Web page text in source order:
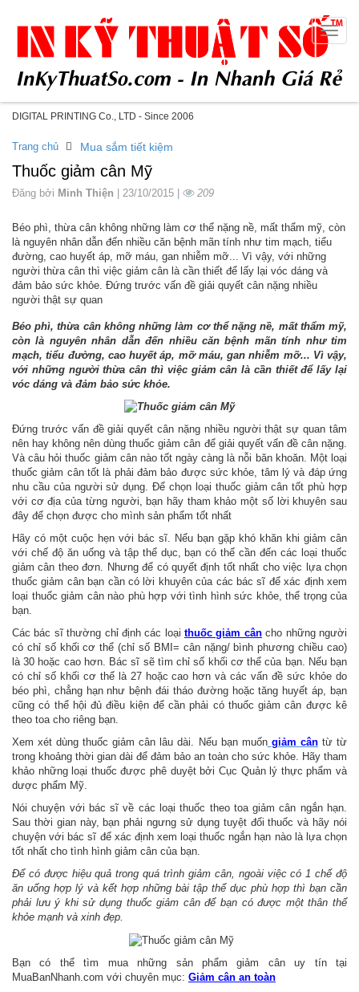
DIGITAL PRINTING Co., LTD - Since 2006
Toggle
Trang chủ Mua sắm tiết kiệm
Thuốc giảm cân Mỹ
Đăng bởi Minh Thiện | 23/10/2015 | 209
Béo phì, thừa cân không những làm cơ thể nặng nề, mất thẩm mỹ, còn
là nguyên nhân dẫn đến nhiều căn bệnh mãn tính như tim mạch, tiểu
đường, cao huyết áp, mỡ máu, gan nhiễm mỡ... Vì vậy, với những
người thừa cân thì việc giảm cân là cần thiết để lấy lại vóc dáng và
đảm bảo sức khỏe. Đứng trước vấn đề giải quyết cân nặng nhiều
người thật sự quan
Béo phì, thừa cân không những làm cơ thể nặng nề, mất thẩm mỹ,
còn là nguyên nhân dẫn đến nhiều căn bệnh mãn tính như tim
mạch, tiểu đường, cao huyết áp, mỡ máu, gan nhiễm mỡ... Vì vậy,
với những người thừa cân thì việc giảm cân là cần thiết để lấy lại
vóc dáng và đảm bảo sức khỏe.
Đứng trước vấn đề giải quyết cân nặng nhiều người thật sự quan tâm
nên hay không nên dùng thuốc giảm cân để giải quyết vấn đề cân nặng.
Và câu hỏi thuốc giảm cân nào tốt ngày càng là nỗi băn khoăn. Một loại
thuốc giảm cân tốt là phải đảm bảo được sức khỏe, tâm lý và đáp ứng
nhu cầu của người sử dụng. Để chọn loại thuốc giảm cân tốt phù hợp
với cơ địa của từng người, bạn hãy tham khảo một số lời khuyên sau
đây để chọn được cho mình sản phẩm tốt nhất
Hãy có một cuộc hẹn với bác sĩ. Nếu bạn gặp khó khăn khi giảm cân
với chế độ ăn uống và tập thể dục, bạn có thể cần đến các loại thuốc
giảm cân theo đơn. Nhưng để có quyết định tốt nhất cho việc lựa chọn
thuốc giảm cân bạn cần có lời khuyên của các bác sĩ để xác định xem
loại thuốc giảm cân nào phù hợp với tình hình sức khỏe, thể trọng của
bạn.
Các bác sĩ thường chỉ định các loạithuốc giảm câncho những người
có chỉ số khối cơ thể (chỉ số BMI= cân nặng/ bình phương chiều cao)
là 30 hoặc cao hơn. Bác sĩ sẽ tìm chỉ số khối cơ thể của bạn. Nếu bạn
có chỉ số khối cơ thể là 27 hoặc cao hơn và các vấn đề sức khỏe do
béo phì, chẳng hạn như bệnh đái tháo đường hoặc tăng huyết áp, bạn
cũng có thể hội đủ điều kiện để cần phải có thuốc giảm cân được kê
theo toa cho riêng bạn.
Xem xét dùng thuốc giảm cân lâu dài. Nếu bạn muốn giảm cântừ từ
trong khoảng thời gian dài để đảm bảo an toàn cho sức khỏe. Hãy tham
khảo những loại thuốc được phê duyệt bởi Cục Quản lý thực phẩm và
dược phẩm Mỹ.
Nói chuyện với bác sĩ về các loại thuốc theo toa giảm cân ngắn hạn.
Sau thời gian này, bạn phải ngưng sử dụng tuyệt đối thuốc và hãy nói
chuyện với bác sĩ để xác định xem loại thuốc ngắn hạn nào là lựa chọn
tốt nhất cho tình hình giảm cân của bạn.
Để có được hiệu quả trong quá trình giảm cân, ngoài việc có 1 chế độ
ăn uống hợp lý và kết hợp những bài tập thể dục phù hợp thì bạn cần
phải lưu ý khi sử dụng thuốc giảm cân để bạn có được một thân thể
khỏe mạnh và xinh đẹp.
Bạn có thể tìm mua những sản phẩm giảm cân uy tín tại
MuaBanNhanh.com với chuyên mục: Giảm cân an toàn